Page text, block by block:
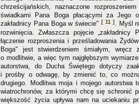
chrześcijańskich, naznaczone
świadkami Pana Boga płacącymi za
zakładnicy Pana Boga w świecie"[ 11 ]
. Myśl
rozwinięcia. Zwłaszcza pojęcie
łączenie rozproszenia i prześladowania
Boga" jest stwierdzeniem śmiałym, wręcz
o modlitwie, a więc tym najgłębszym
autorstwa, do Ducha Świętego dotyczy
i prośby o odwagę, by zmienić to, co
drugiego. Modlitwa moja i mojego
wiatrochronów, za którymi chcę się schronić
większość życia upływa nam na uciekaniu